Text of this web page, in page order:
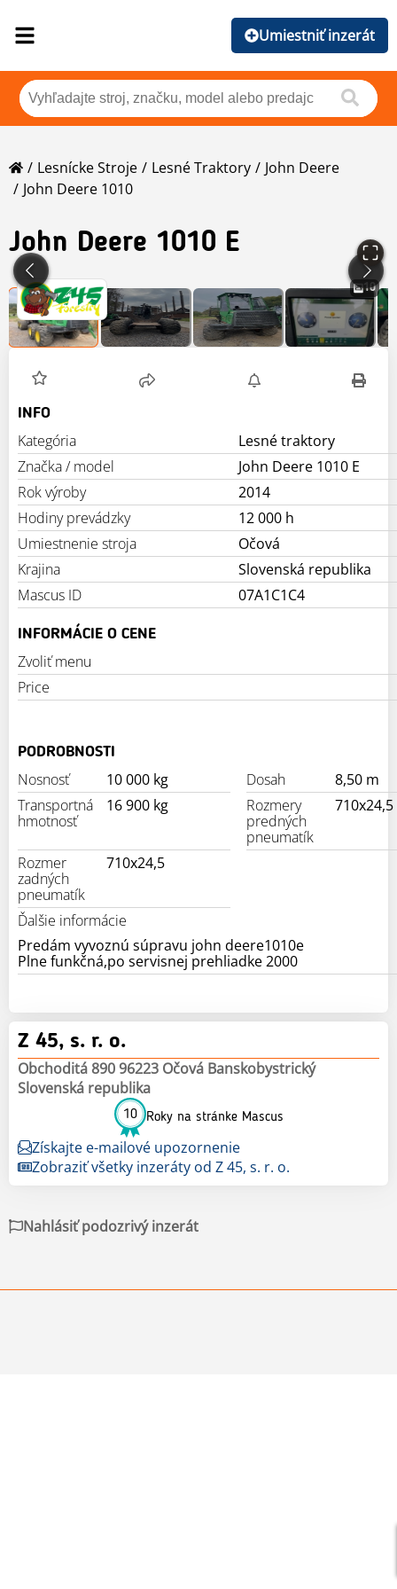
Umiestniť inzerát
Lesnícke Stroje Lesné Traktory
John Deere
John Deere 1010
John Deere 1010 E
10
INFO
Kategória
Lesné traktory
Značka / model
John Deere 1010 E
Rok výroby
2014
Hodiny prevádzky
12 000 h
Umiestnenie stroja
Očová
Krajina
Slovenská republika
Mascus ID
07A1C1C4
INFORMÁCIE O CENE
Zvoliť menu
Price
PODROBNOSTI
Nosnosť 10 000 kg Dosah
8,50 m
Transportná
hmotnosť
16 900 kg
Rozmery
predných
pneumatík
710x24,5
Rozmer
zadných
pneumatík
710x24,5
Ďalšie informácie
Predám vyvoznú súpravu john deere1010e
Plne funkčná,po servisnej prehliadke 2000
Z 45, s. r. o.
Obchoditá 890 96223 Očová Banskobystrický
Slovenská republika
10 Roky na stránke Mascus
Získajte e-mailové upozornenie
Zobraziť všetky inzeráty od Z 45, s. r. o.
Nahlásiť podozrivý inzerát